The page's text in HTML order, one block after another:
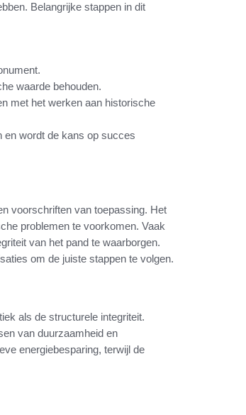
Belangrijke stappen in dit
waarde behouden.
met het werken aan historische
en wordt de kans op succes
voorschriften van toepassing. Het
problemen te voorkomen. Vaak
van het pand te waarborgen.
om de juiste stappen te volgen.
als de structurele integriteit.
van duurzaamheid en
energiebesparing, terwijl de